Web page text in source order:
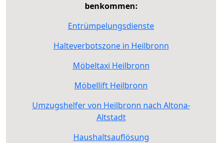
benkommen:
Entrümpelungsdienste
Halteverbotszone in Heilbronn
Möbeltaxi Heilbronn
Möbellift Heilbronn
Umzugshelfer von Heilbronn nach Altona-
Altstadt
Haushaltsauflösung